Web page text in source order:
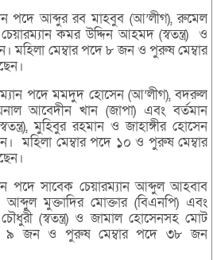
পদে আব্দুর রব মাহবুব (আ’লীগ), রুমেল
কমর উদ্দিন আহমদ (স্বতন্ত্র) ও
মহিলা মেম্বার পদে ৮ জন ও পুরুষ মেম্বার
পদে মমদুদ হোসেন (আ’লীগ), বদরুল
আবেদীন খান (জাপা) এবং বর্তমান
মুহিবুর রহমান ও জাহাঙ্গীর হোসেন
মহিলা মেম্বার পদে ১০ ও পুরুষ মেম্বার
পদে সাবেক চেয়ারম্যান আব্দুল আহবাব
আব্দুল মুক্তাদির মোক্তার (বিএনপি) এবং
(স্বতন্ত্র) ও জামাল হোসেনসহ মোট
৯ জন ও পুরুষ মেম্বার পদে ৩৮ জন